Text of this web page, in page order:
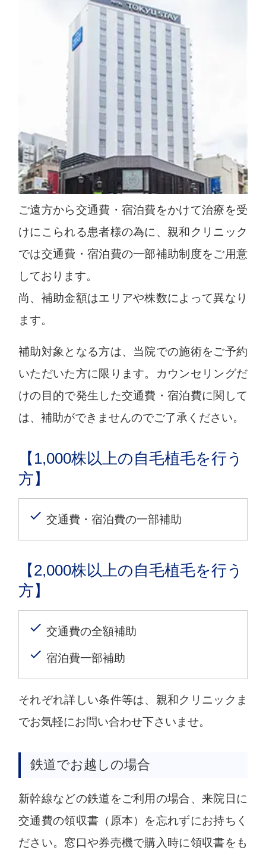
ご遠方から交通費・宿泊費をかけて治療を受
けにこられる患者様の為に、親和クリニック
では交通費・宿泊費の一部補助制度をご用意
しております。
尚、補助金額はエリアや株数によって異なり
ます。
補助対象となる方は、当院での施術をご予約
いただいた方に限ります。カウンセリングだ
けの目的で発生した交通費・宿泊費に関して
は、補助ができませんのでご了承ください。
【1,000株以上の自毛植毛を行う
方】
交通費・宿泊費の一部補助
【2,000株以上の自毛植毛を行う
方】
交通費の全額補助
宿泊費一部補助
それぞれ詳しい条件等は、親和クリニックま
でお気軽にお問い合わせ下さいませ。
鉄道でお越しの場合
新幹線などの鉄道をご利用の場合、来院日に
交通費の領収書（原本）を忘れずにお持ちく
ださい。窓口や券売機で購入時に領収書をも